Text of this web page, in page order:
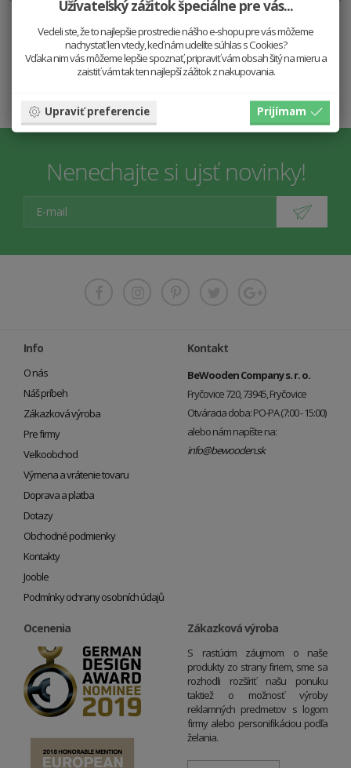
Drevené náušnice Fox Earrings
19.9 €
Nenechajte si ujsť novinky!
Info
O nás
Náš príbeh
Zákazková výroba
Pre firmy
Veľkoobchod
Výmena a vrátenie tovaru
Doprava a platba
Dotazy
Obchodné podmienky
Kontakty
Jooble
Podmínky ochrany osobních údajů
Kontakt
BeWooden Company s. r. o.
Fryčovice 720, 73945, Fryčovice
Otváracia doba: PO-PA (7:00 - 15:00)
alebo nám napíšte na:
info@bewooden.sk
Ocenenia Zákazková výroba
S rastúcim záujmom o naše
produkty zo strany firiem, sme sa
rozhodli rozšíriť našu ponuku
taktiež o možnosť výroby
reklamných predmetov s logom
firmy alebo personifikáciou podľa
želania.
Užívateľský zážitok špeciálne pre vás...
Vedeli ste, že to najlepšie prostredie nášho e-shopu pre vás môžeme
nachystať len vtedy, keď nám udelíte súhlas s Cookies?
Vďaka nim vás môžeme lepšie spoznať, pripraviť vám obsah šitý na mieru a
zaistiť vám tak ten najlepší zážitok z nakupovania.
Upraviť preferencie Prijímam